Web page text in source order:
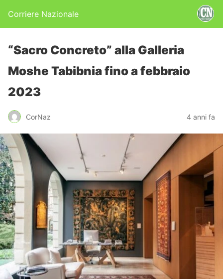
Corriere Nazionale
“Sacro Concreto” alla Galleria
Moshe Tabibnia fino a febbraio
2023
CorNaz 4 anni fa